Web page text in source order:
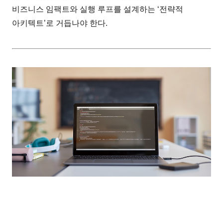
비즈니스 임팩트와 실행 루프를 설계하는 ‘전략적
아키텍트’로 거듭나야 한다.